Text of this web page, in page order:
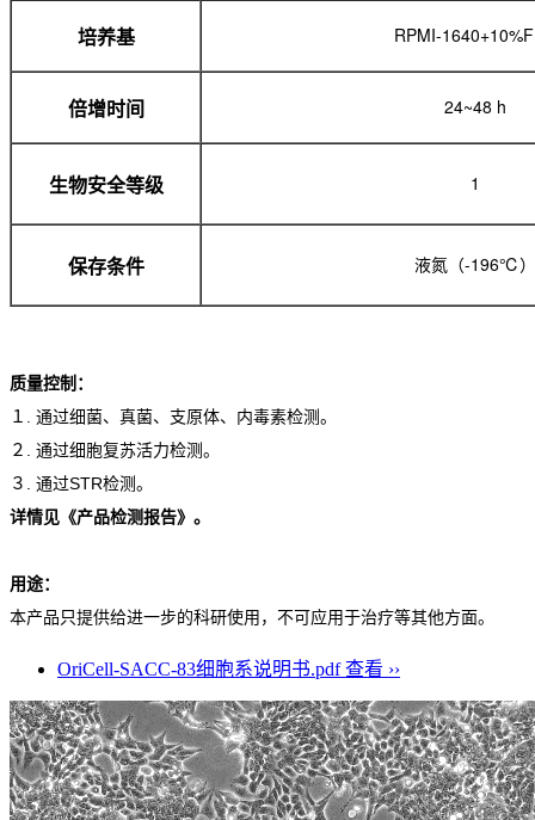
培养基 RPMI-
倍增时间 24~48 h
生物安全等级 1
保存条件 液氮（-196℃）
质量控制：
１. 通过细菌、真菌、支原体、内毒素检测。
２. 通过细胞复苏活力检测。
３. 通过STR检测。
详情见《产品检测报告》。
用途：
本产品只提供给进一步的科研使用，不可应用于治疗等其他方面。
OriCell-SACC-83细胞系说明书.pdf查看 ››